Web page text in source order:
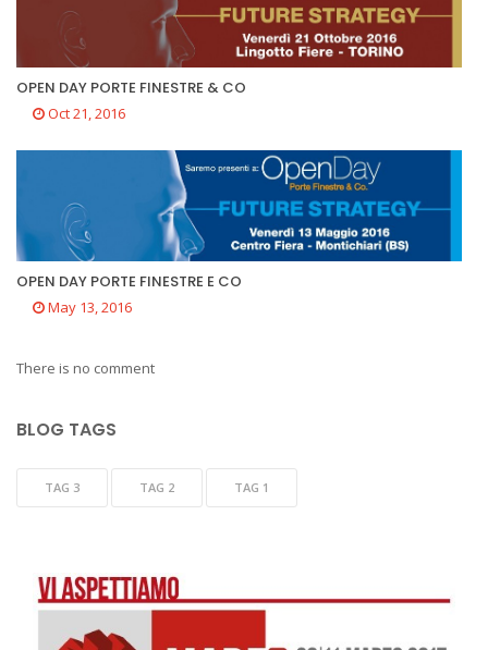
OPEN DAY PORTE FINESTRE & CO
Oct 21, 2016
OPEN DAY PORTE FINESTRE E CO
May 13, 2016
There is no comment
BLOG TAGS
TAG 3 TAG 2 TAG 1